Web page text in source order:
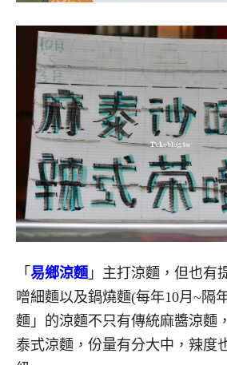
「 易鄉涼麵 」主打涼麵，但也有
噌細麵以及鍋燒麵(每年10月~隔
麵」的涼麵不只有傳統麻醬涼麵
泰式涼麵，份量有分大中，辣度